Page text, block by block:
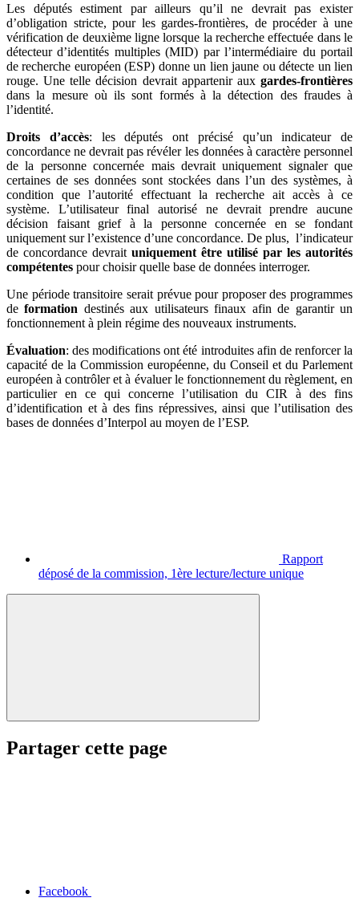
Les députés estiment par ailleurs qu’il ne devrait pas exister
d’obligation stricte, pour les gardes-frontières, de procéder à une
vérification de deuxième ligne lorsque la recherche effectuée dans le
détecteur d’identités multiples (MID) par l’intermédiaire du portail
de recherche européen (ESP) donne un lien jaune ou détecte un lien
rouge. Une telle décision devrait appartenir aux gardes-frontières
dans la mesure où ils sont formés à la détection des fraudes à
l’identité.
Droits d’accès: les députés ont précisé qu’un indicateur de
concordance ne devrait pas révéler les données à caractère personnel
de la personne concernée mais devrait uniquement signaler que
certaines de ses données sont stockées dans l’un des systèmes, à
condition que l’autorité effectuant la recherche ait accès à ce
système. L’utilisateur final autorisé ne devrait prendre aucune
décision faisant grief à la personne concernée en se fondant
uniquement sur l’existence d’une concordance. De plus, l’indicateur
de concordance devrait uniquement être utilisé par les autorités
compétentes pour choisir quelle base de données interroger.
Une période transitoire serait prévue pour proposer des programmes
deformation destinés aux utilisateurs finaux afin de garantir un
fonctionnement à plein régime des nouveaux instruments.
Évaluation: des modifications ont été introduites afin de renforcer la
capacité de la Commission européenne, du Conseil et du Parlement
européen à contrôler et à évaluer le fonctionnement du règlement, en
particulier en ce qui concerne l’utilisation du CIR à des fins
d’identification et à des fins répressives, ainsi que l’utilisation des
bases de données d’Interpol au moyen de l’ESP.
Rapport
déposé de la commission, 1ère lecture/lecture unique
Partager cette page
Facebook